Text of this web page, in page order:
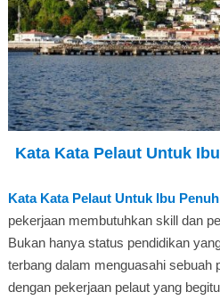
Kata Kata Pelaut Untuk
Kata Kata Pelaut Untuk Ibu
pekerjaan membutuhkan skill dan
Bukan hanya status pendidikan
terbang dalam menguasahi sebuah
dengan pekerjaan pelaut yang